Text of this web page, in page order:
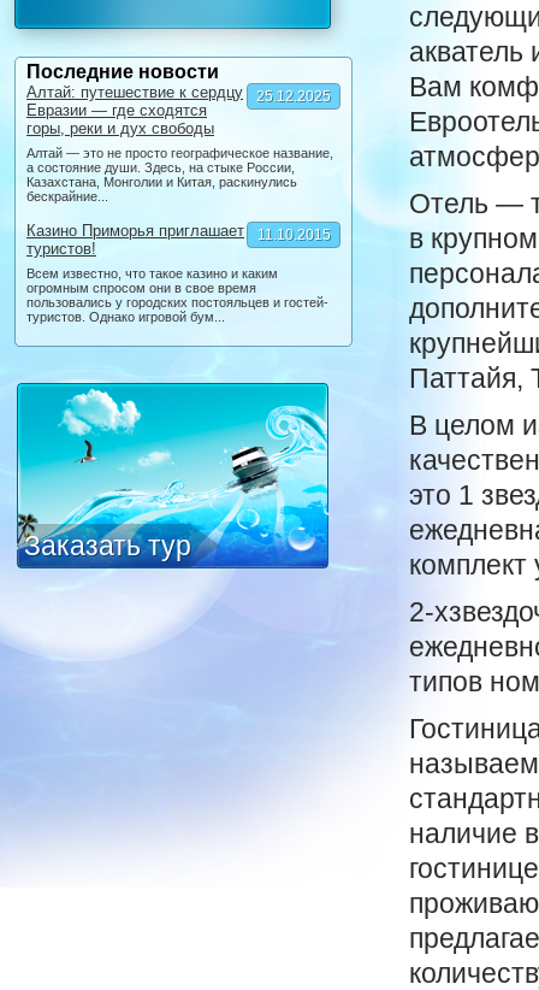
Последние новости
25.12.2025
Алтай: путешествие к сердцу
Евразии — где сходятся
горы, реки и дух свободы
Алтай — это не просто географическое название,
а состояние души. Здесь, на стыке России,
Казахстана, Монголии и Китая, раскинулись
бескрайние...
11.10.2015
Казино Приморья приглашает
туристов!
Всем известно, что такое казино и каким
огромным спросом они в свое время
пользовались у городских постояльцев и гостей-
туристов. Однако игровой бум...
Заказать тур
акватель
Вам
Отель —
в
Паттайя,
В целом
это 1
комплект
2-
типов
наличие